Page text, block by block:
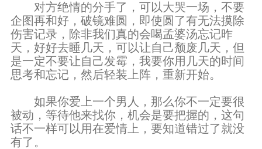
对方绝情的分手了，可以大哭一场，不要
企图再和好，破镜难圆，即使圆了有无法摸除
伤害记录，除非我们真的会喝孟婆汤忘记昨
天，好好去睡几天，可以让自己颓废几天，但
是一定不要让自己发霉，我要你用几天的时间
思考和忘记，然后轻装上阵，重新开始。
如果你爱上一个男人，那么你不一定要很
被动，等待他来找你，机会是要把握的，这句
话不一样可以用在爱情上，要知道错过了就没
有了。